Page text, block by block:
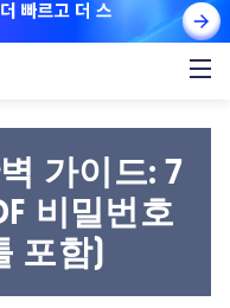
가이드: 7
비밀번호
포함)